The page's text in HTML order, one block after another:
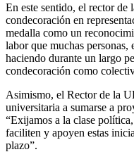
En este sentido, el rector
condecoración en
medalla como un
labor que muchas
haciendo durante un largo
condecoración como
Asimismo, el Rector de la
universitaria a sumarse a
“Exijamos a la clase
faciliten y apoyen estas
plazo”.